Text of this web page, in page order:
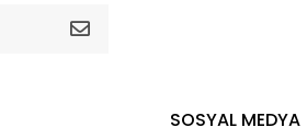
SOSYAL MEDYA